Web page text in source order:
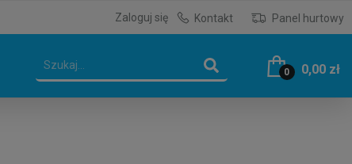
Zaloguj się Kontakt Panel hurtowy
0 0,00 zł